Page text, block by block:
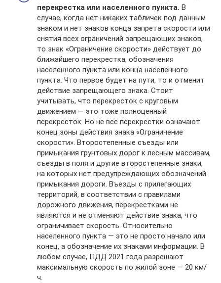
перекрестка или населенного пункта. В
случае, когда нет никаких табличек под данным
знаком и нет знаков конца запрета скорости или
снятия всех ограничений запрещающих знаков,
то знак «Ограничение скорости» действует до
ближайшего перекрестка, обозначения
населенного пункта или конца населенного
пункта. Что первое будет на пути, то и отменит
действие запрещающего знака. Стоит
учитывать, что перекресток с круговым
движением — это тоже полноценный
перекресток. Но не все перекрестки означают
конец зоны действия знака «Ограничение
скорости». Второстепенные съезды или
примыкания грунтовых дорог к лесным массивам,
съезды в поля и другие второстепенные знаки,
на которых нет предупреждающих обозначений
примыкания дороги. Въезды с прилегающих
территорий, в соответствии с правилами
дорожного движения, перекрестками не
являются и не отменяют действие знака, что
ограничивает скорость. Относительно
населенного пункта — это не просто начало или
конец, а обозначение их знаками информации. В
любом случае, ПДД 2021 года разрешают
максимальную скорость по жилой зоне — 20 км/
ч.